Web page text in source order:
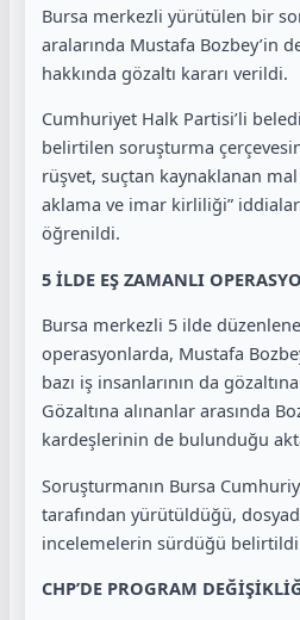
Bursa merkezli yürütülen bir
aralarında Mustafa Bozbey’in
hakkında gözaltı kararı verildi.
Cumhuriyet Halk Partisi’li
belirtilen soruşturma
rüşvet, suçtan kaynaklanan
aklama ve imar kirliliği”
öğrenildi.
5 İLDE EŞ ZAMANLI
Bursa merkezli 5 ilde
operasyonlarda, Mustafa
bazı iş insanlarının da
Gözaltına alınanlar arasında
kardeşlerinin de bulunduğu
Soruşturmanın Bursa
tarafından yürütüldüğü,
incelemelerin sürdüğü
CHP’DE PROGRAM